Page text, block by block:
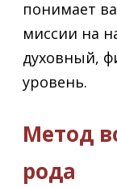
понимает
миссии на
духовный,
уровень.
Метод
рода